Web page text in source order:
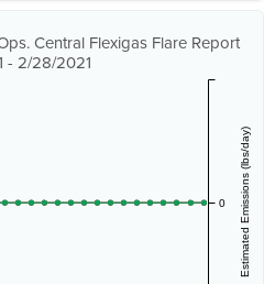
Central Flexigas Flare Report
- 2/28/2021
Estimated Emissions (lbs/day)
0